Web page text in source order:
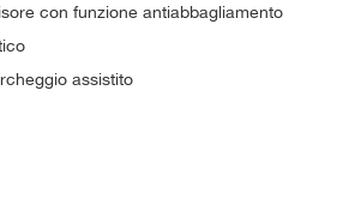
con funzione antiabbagliamento
assistito